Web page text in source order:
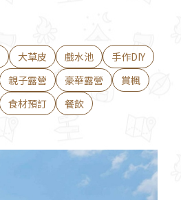
大草皮 戲水池
手作DIY
親子露營 豪華露營
賞楓
食材預訂 餐飲